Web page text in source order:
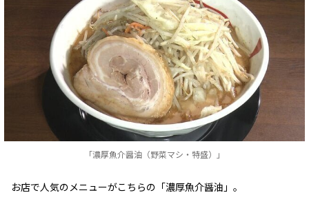
「濃厚魚介醤油（野菜マシ・特盛）」
お店で人気のメニューがこちらの「濃厚魚介醤油」。